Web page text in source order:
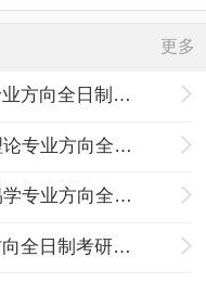
更多
2019年辽宁大学0252应用统计专业方向全日制考研复试分数线
2019年辽宁大学030201政治学理论专业方向全日制考研复试分数线
2019年辽宁大学020206国际贸易学专业方向全日制考研复试分数线
2019年辽宁大学0251金融专业方向全日制考研复试分数线